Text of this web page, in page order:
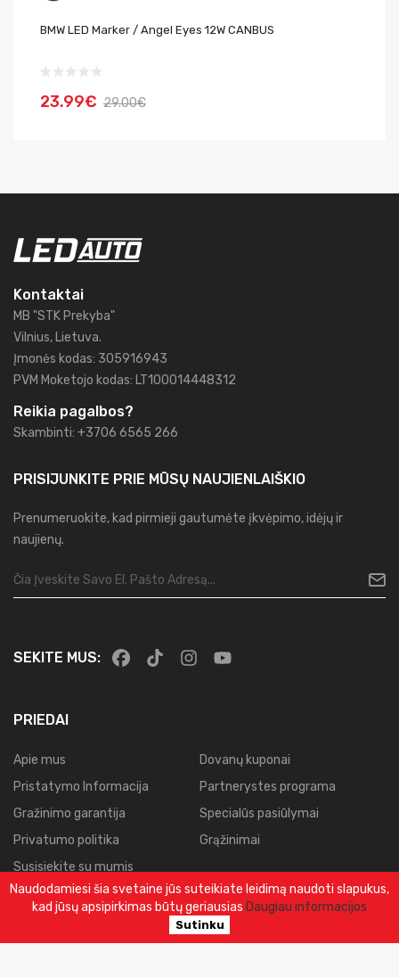
BMW LED Marker / Angel Eyes 12W CANBUS
23.99€ 29.00€
Naudodamiesi šia svetaine jūs suteikiate leidimą naudoti slapukus,
kad jūsų apsipirkimas būtų geriausias Daugiau informacijos
Sutinku
Kontaktai
MB "STK Prekyba"
Vilnius, Lietuva.
Įmonės kodas: 305916943
PVM Moketojo kodas: LT100014448312
Reikia pagalbos?
Skambinti: +3706 6565 266
PRISIJUNKITE PRIE MŪSŲ NAUJIENLAIŠKIO
Prenumeruokite, kad pirmieji gautumėte įkvėpimo, idėjų ir
naujienų.
SEKITE MUS:
PRIEDAI
Apie mus
Pristatymo Informacija
Gražinimo garantija
Privatumo politika
Susisiekite su mumis
Svetainės planas
Dovanų kuponai
Partnerystes programa
Specialūs pasiūlymai
Grąžinimai